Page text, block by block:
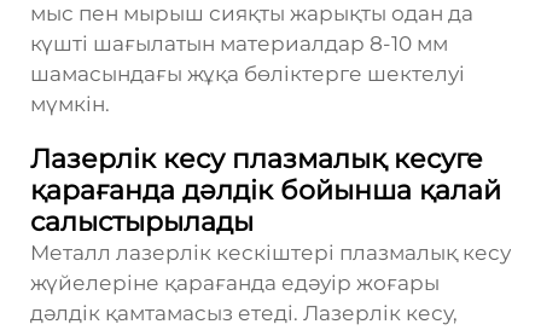
мыс пен мырыш сияқты жарықты одан да
күшті шағылатын материалдар 8-10 мм
шамасындағы жұқа бөліктерге шектелуі
мүмкін.
Лазерлік кесу плазмалық кесуге
қарағанда дәлдік бойынша қалай
салыстырылады
Металл лазерлік кескіштері плазмалық кесу
жүйелеріне қарағанда едәуір жоғары
дәлдік қамтамасыз етеді. Лазерлік кесу,